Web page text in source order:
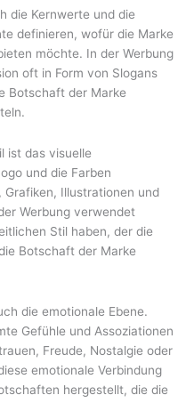
die Kernwerte und die
definieren, wofür die Marke
möchte. In der Werbung
oft in Form von Slogans
Botschaft der Marke
ist das visuelle
und die Farben
Grafiken, Illustrationen und
Werbung verwendet
Stil haben, der die
Botschaft der Marke
die emotionale Ebene.
Gefühle und Assoziationen
Freude, Nostalgie oder
emotionale Verbindung
hergestellt, die die